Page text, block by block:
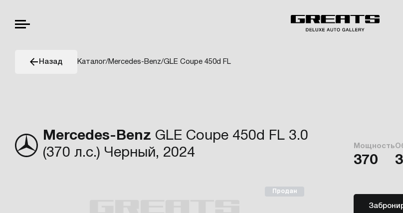
Назад Каталог/Mercedes-Benz/GLE Coupe 450d FL
Mercedes-Benz GLE Coupe 450d FL 3.0
(370 л.с.) Черный, 2024
Продан
Мощность
370 3